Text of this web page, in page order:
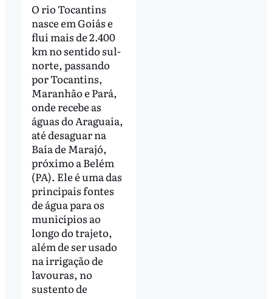
O rio Tocantins
nasce em Goiás e
flui mais de 2.400
km no sentido sul-
norte, passando
por Tocantins,
Maranhão e Pará,
onde recebe as
águas do Araguaia,
até desaguar na
Baía de Marajó,
próximo a Belém
(PA). Ele é uma das
principais fontes
de água para os
municípios ao
longo do trajeto,
além de ser usado
na irrigação de
lavouras, no
sustento de